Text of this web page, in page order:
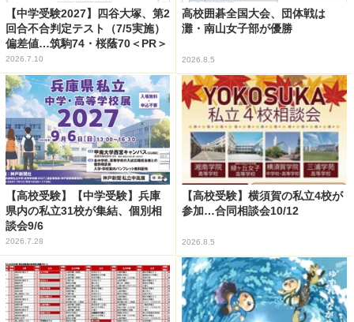
【中学受験2027】四谷大塚、第2
回合不合判定テスト（7/5実施）
偏差値…筑駒74・桜蔭70＜PR＞
2026.7.10
高校囲碁全国大会、団体戦は
灘・南山女子部が優勝
2026.8.5
【高校受験】【中学受験】兵庫
県内の私立31校が集結、個別相
談会9/6
2026.7.28
【高校受験】横須賀の私立4校が
参加…合同相談会10/12
2026.8.5